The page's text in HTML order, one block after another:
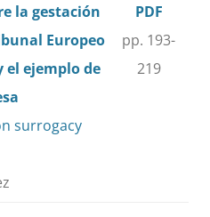
la gestación
Europeo
el ejemplo de
surrogacy
PDF
pp. 193-
219